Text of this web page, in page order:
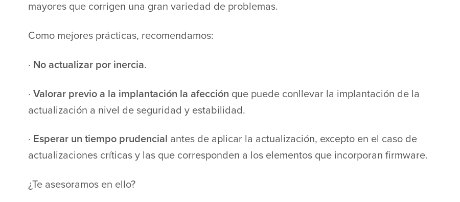
mayores que corrigen una gran variedad de problemas.
Como mejores prácticas, recomendamos:
· No actualizar por inercia.
·Valorar previo a la implantación la afección que puede conllevar la implantación de la
actualización a nivel de seguridad y estabilidad.
· Esperar un tiempo prudencial antes de aplicar la actualización, excepto en el caso de
actualizaciones críticas y las que corresponden a los elementos que incorporan firmware.
¿Te asesoramos en ello?